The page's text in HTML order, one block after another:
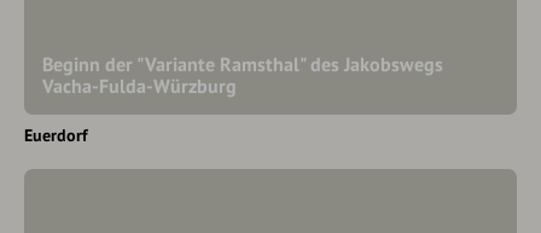
Beginn der "Variante Ramsthal" des Jakobswegs
Vacha-Fulda-Würzburg
Euerdorf